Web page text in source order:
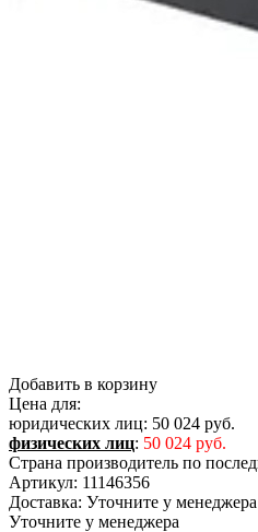
Добавить в корзину
Цена для:
юридических лиц: 50 024 руб.
физических лиц: 50 024 руб.
Страна производитель по
Артикул: 11146356
Доставка: Уточните у менеджера
Уточните у менеджера